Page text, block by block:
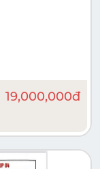
19,000,000đ